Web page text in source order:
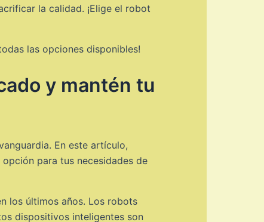
la calidad. ¡Elige el robot
las opciones disponibles!
y mantén tu
En este artículo,
para tus necesidades de
los últimos años. Los robots
dispositivos inteligentes son